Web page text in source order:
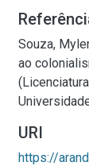
Souza,
ao
URI
https://